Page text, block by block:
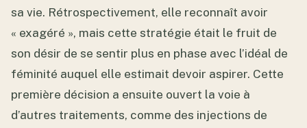
sa vie. Rétrospectivement, elle reconnaît avoir
« exagéré », mais cette stratégie était le fruit de
son désir de se sentir plus en phase avec l’idéal de
féminité auquel elle estimait devoir aspirer. Cette
première décision a ensuite ouvert la voie à
d’autres traitements, comme des injections de